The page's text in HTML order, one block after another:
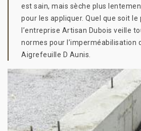
est sain, mais sèche plus
pour les appliquer. Quel que soit le
l’entreprise Artisan Dubois veille
normes pour l’imperméabilisation
Aigrefeuille D Aunis.